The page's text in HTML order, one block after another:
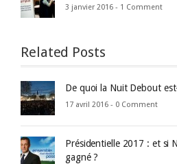
3 janvier 2016 - 1 Comment
Related Posts
De quoi la Nuit Debout
17 avril 2016 - 0 Comment
Présidentielle 2017 : et si
gagné ?